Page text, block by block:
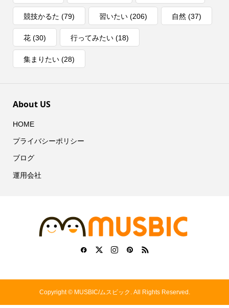
競技かるた (79) 習いたい(206) 自然 (37)
花(30) 行ってみたい(18)
集まりたい(28)
About US
HOME
プライバシーポリシー
ブログ
運用会社
Copyright ©MUSBIC/ムスビック. All Rights Reserved.